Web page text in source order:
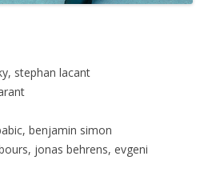
stephan lacant
benjamin simon
jonas behrens, evgeni